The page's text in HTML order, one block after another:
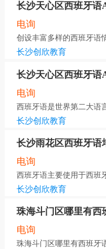
长沙天心区西班牙语
电询
长沙创欣教育
长沙天心区西班牙语
电询
长沙创欣教育
长沙雨花区西班牙语
电询
长沙创欣教育
珠海斗门区哪里有西
电询